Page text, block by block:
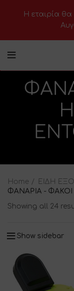
Home ΕΙΔΗ
ΦΑΝΑΡΙΑ -
Showing all 24
Show sidebar
H εταιρία